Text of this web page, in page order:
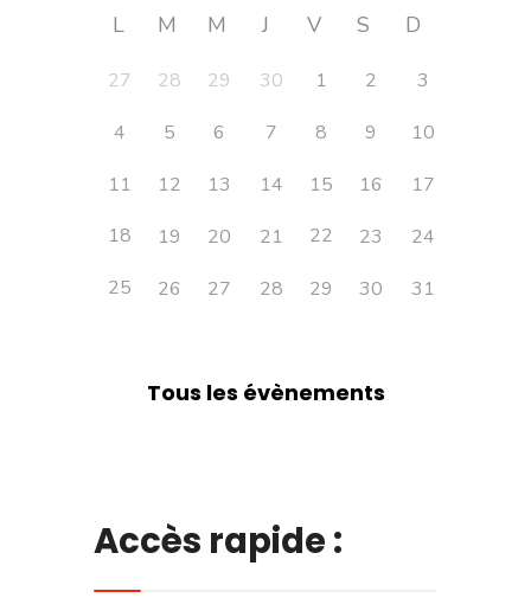
L M M J V S D
27 28 29 30 1 2
3
4
5 6 7 8 9
10
11
12 13 14 15 16
17
18
19 20 21 22 23
24
25
26 27 28 29 30 31
Tous les évènements
Accès rapide :